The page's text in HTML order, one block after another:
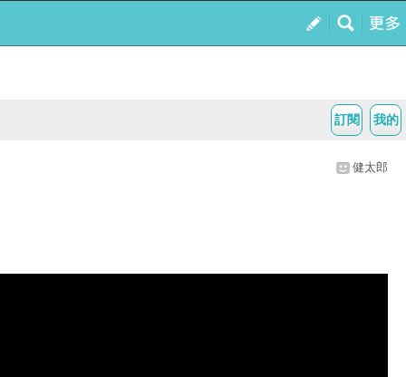
我的
訂閱
健太郎